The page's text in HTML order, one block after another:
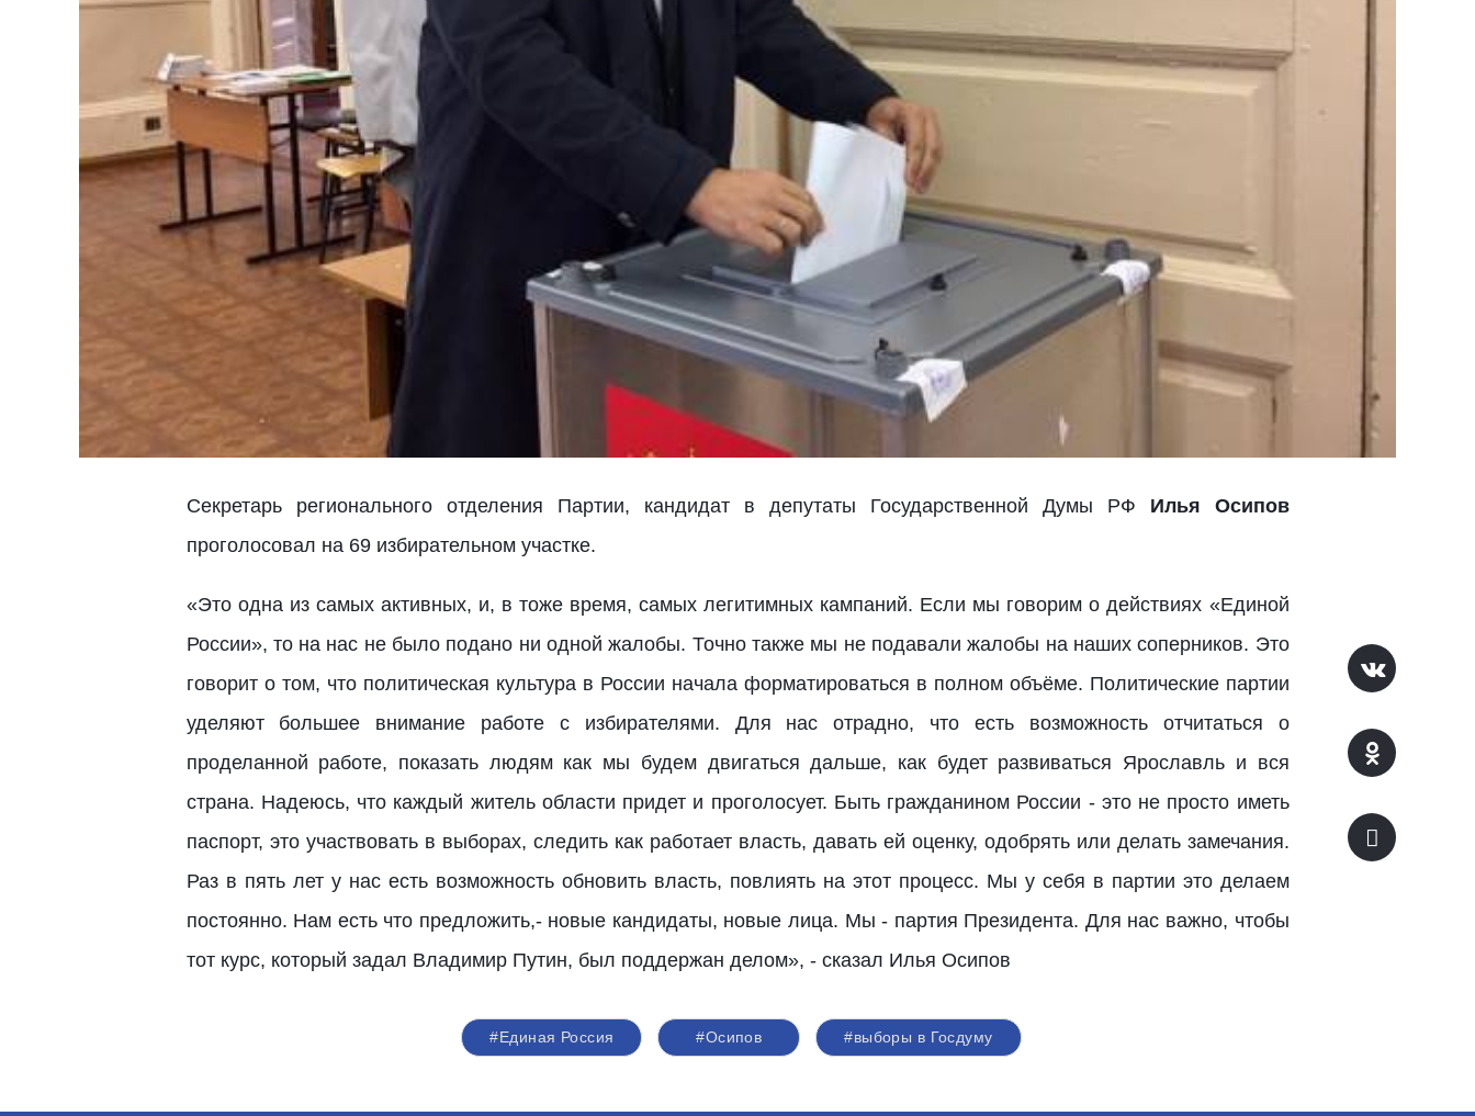
Секретарь регионального отделения Партии, кандидат в депутаты Государственной Думы РФ Илья Осипов
проголосовал на 69 избирательном участке.
«Это одна из самых активных, и, в тоже время, самых легитимных кампаний. Если мы говорим о действиях «Единой
России», то на нас не было подано ни одной жалобы. Точно также мы не подавали жалобы на наших соперников. Это
говорит о том, что политическая культура в России начала форматироваться в полном объёме. Политические партии
уделяют большее внимание работе с избирателями.
Для нас отрадно, что есть возможность отчитаться о
проделанной работе, показать людям как мы будем двигаться дальше, как будет развиваться Ярославль и вся
страна. Надеюсь, что каждый житель области придет и проголосует. Быть гражданином России - это не просто иметь
паспорт, это участвовать в выборах, следить как работает власть, давать ей оценку, одобрять или делать замечания.
Раз в пять лет у нас есть возможность обновить власть, повлиять на этот процесс. Мы у себя в партии это делаем
постоянно. Нам есть что предложить,- новые кандидаты, новые лица. Мы - партия Президента. Для нас важно, чтобы
тот курс, который задал Владимир Путин, был поддержан делом», - сказал Илья Осипов
#Единая Россия #Осипов #выборы в Госдуму